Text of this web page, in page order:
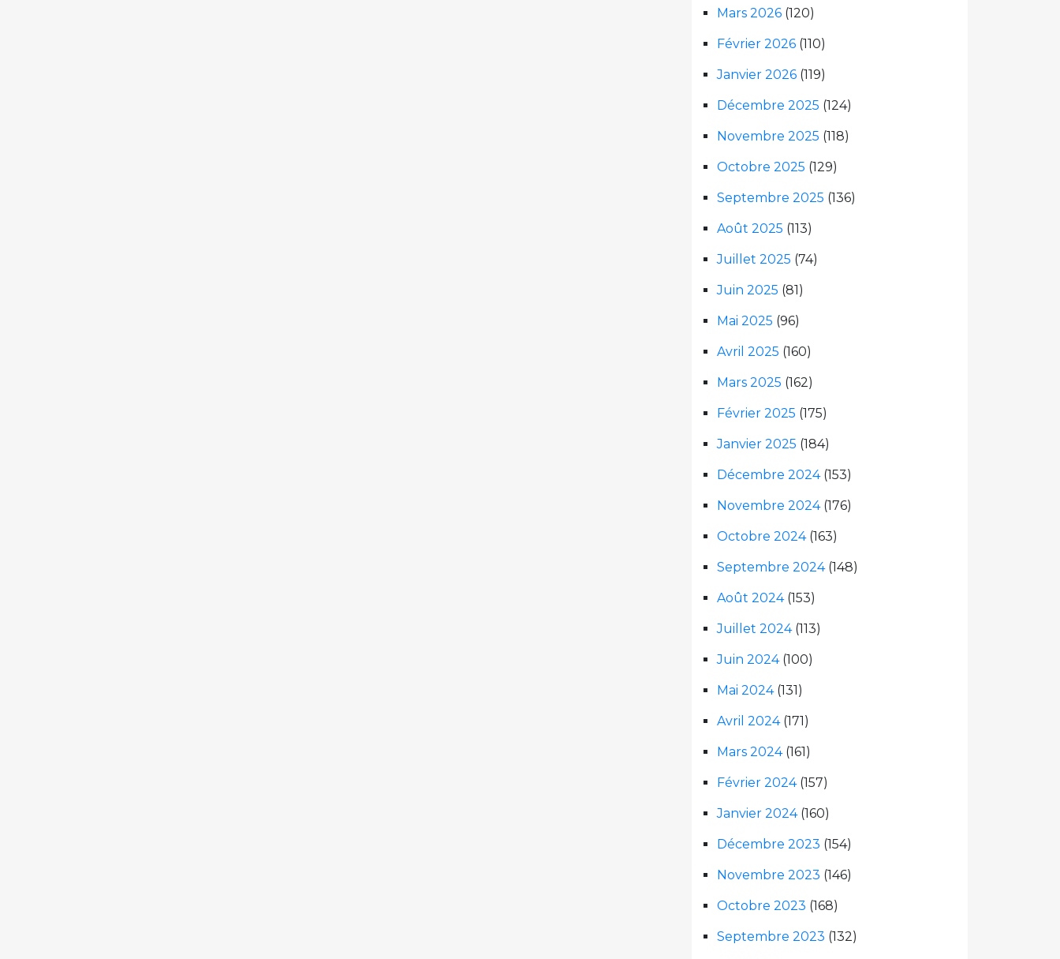
Mars 2026 (120)
Février 2026 (110)
Janvier 2026 (119)
Décembre 2025 (124)
Novembre 2025 (118)
Octobre 2025 (129)
Septembre 2025 (136)
Août 2025 (113)
Juillet 2025 (74)
Juin 2025 (81)
Mai 2025 (96)
Avril 2025 (160)
Mars 2025 (162)
Février 2025 (175)
Janvier 2025 (184)
Décembre 2024(153)
Novembre 2024(176)
Octobre 2024(163)
Septembre 2024(148)
Août 2024(153)
Juillet 2024(113)
Juin 2024(100)
Mai 2024(131)
Avril 2024(171)
Mars 2024(161)
Février 2024(157)
Janvier 2024(160)
Décembre 2023 (154)
Novembre 2023 (146)
Octobre 2023 (168)
Septembre 2023 (132)